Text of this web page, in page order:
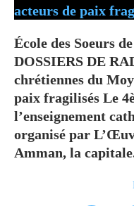
École des Soeurs
DOSSIERS DE
chrétiennes du
paix fragilisés Le
l’enseignement
organisé par
Amman, la